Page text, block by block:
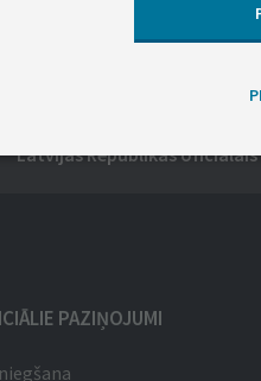
Latvijas Republikas
PAZIŅOJUMI